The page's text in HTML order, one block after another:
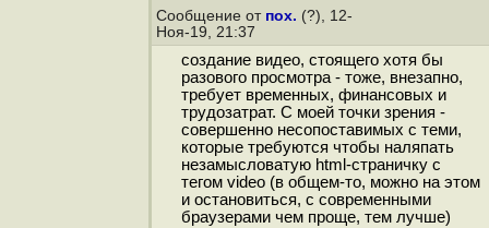
Сообщение от пох. (?), 12-
Ноя-19, 21:37
создание видео, стоящего хотя бы
разового просмотра - тоже, внезапно,
требует временных, финансовых и
трудозатрат. С моей точки зрения -
совершенно несопоставимых с теми,
которые требуются чтобы наляпать
незамысловатую html-страничку с
тегом video (в общем-то, можно на этом
и остановиться, с современными
браузерами чем проще, тем лучше)